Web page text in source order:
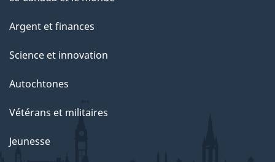
Argent et finances
Science et innovation
Autochtones
Vétérans et militaires
Jeunesse